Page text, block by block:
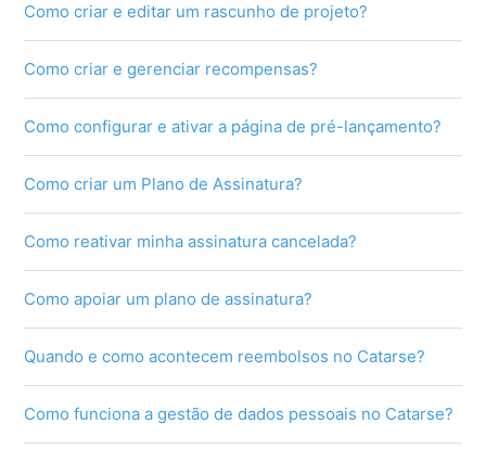
Como criar e editar um rascunho de projeto?
Como criar e gerenciar recompensas?
Como configurar e ativar a página de pré-lançamento?
Como criar um Plano de Assinatura?
Como reativar minha assinatura cancelada?
Como apoiar um plano de assinatura?
Quando e como acontecem reembolsos no Catarse?
Como funciona a gestão de dados pessoais no Catarse?